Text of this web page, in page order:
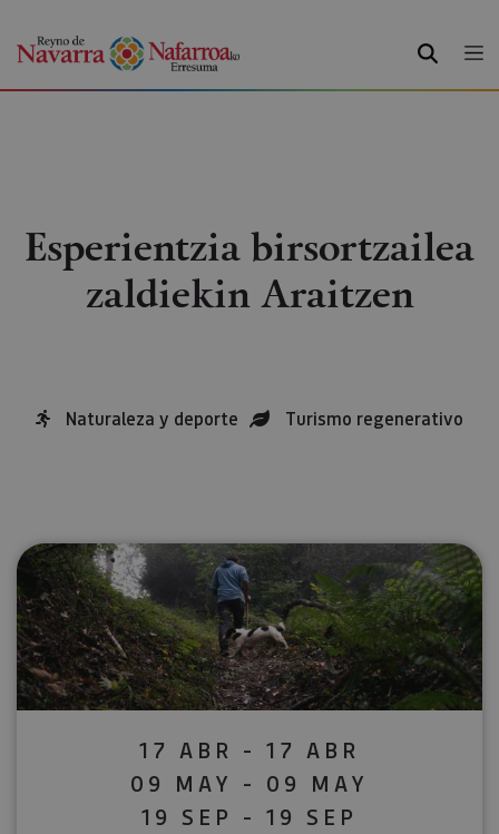
BILATU
Esperientzia birsortzailea
zaldiekin Araitzen
Naturaleza y deporte Turismo regenerativo
17 ABR - 17 ABR
09 MAY - 09 MAY
19 SEP - 19 SEP